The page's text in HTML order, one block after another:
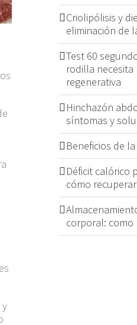
Criolipólisis y
eliminación de
Test 60
rodilla necesita
regenerativa
Hinchazón
síntomas y
Beneficios de
Déficit calórico
cómo
corporal: como